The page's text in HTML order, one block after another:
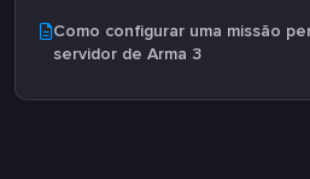
Como configurar uma missão
servidor de Arma 3